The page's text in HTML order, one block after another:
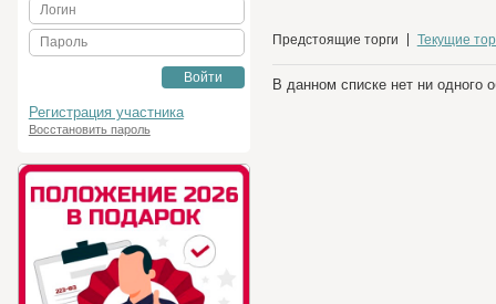
Логин
Пароль
Войти
Регистрация участника
Восстановить пароль
Предстоящие торги Текущие
В данном списке нет ни одного